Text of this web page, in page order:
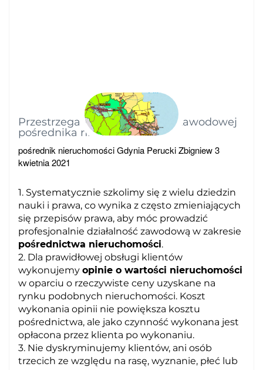
Przestrzegamy kodeksu etyki zawodowej
pośrednika nieruchomości
pośrednik nieruchomości Gdynia Perucki Zbigniew3
kwietnia 2021
1. Systematycznie szkolimy się z wielu dziedzin
nauki i prawa, co wynika z często zmieniających
się przepisów prawa, aby móc prowadzić
profesjonalnie działalność zawodową w zakresie
pośrednictwa nieruchomości.
2. Dla prawidłowej obsługi klientów
wykonujemy opinie o wartości nieruchomości
w oparciu o rzeczywiste ceny uzyskane na
rynku podobnych nieruchomości. Koszt
wykonania opinii nie powiększa kosztu
pośrednictwa, ale jako czynność wykonana jest
opłacona przez klienta po wykonaniu.
3. Nie dyskryminujemy klientów, ani osób
trzecich ze względu na rasę, wyznanie, płeć lub